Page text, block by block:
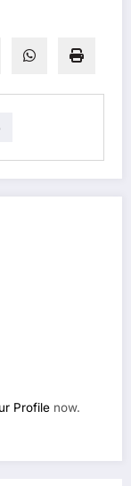
Profile now.